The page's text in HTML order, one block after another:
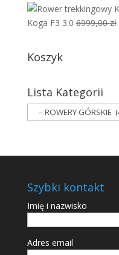
1899,00 zł
wynosiła:
3999,00 zł.
wynosi:
3450,00 zł.
Koga F3 3.0 6999,00zł
Koszyk
Lista Kategorii
Szybki kontakt
Imię i nazwisko
Adres email